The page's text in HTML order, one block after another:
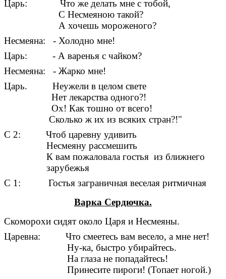
Царь: Что же делать мне с тобой,
С Несмеяною такой?
А хочешь мороженого?
Несмеяна: - Холодно мне!
Царь: - А варенья с чайком?
Несмеяна: - Жарко мне!
Царь.
Неужели в целом свете
Нет лекарства одного?!
Ох! Как тошно от всего!
Сколько ж их из всяких стран?!"
С 2: Чтоб царевну удивить
Несмеяну рассмешить
К вам пожаловала гостья из ближнего
зарубежья
С 1: Гостья заграничная веселая ритмичная
Варка Сердючка.
Скоморохи сидят около Царя и Несмеяны.
Царевна: Что смеетесь вам весело, а мне нет!
Ну-ка, быстро убирайтесь.
На глаза не попадайтесь!
Принесите пироги! (Топает ногой.)